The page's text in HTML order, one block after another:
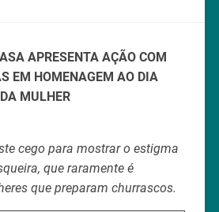
APRESENTA AÇÃO COM
EM HOMENAGEM AO DIA
MULHER
cego para mostrar o estigma
que raramente é
que preparam churrascos.